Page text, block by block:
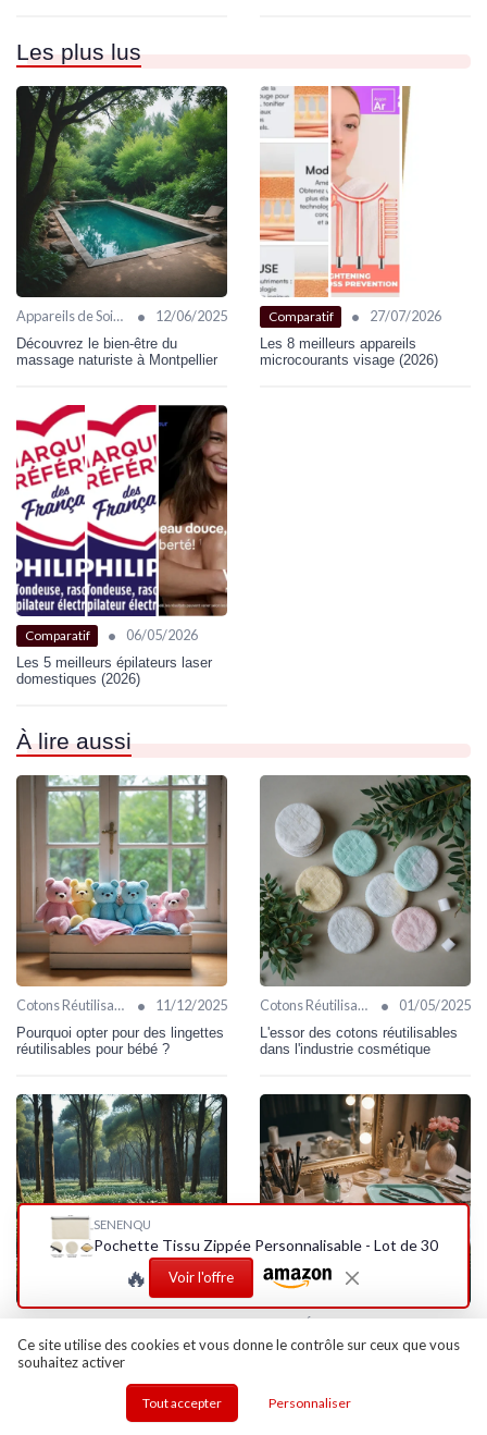
Les plus lus
Appareils de Soin Visage • 12/06/2025
Découvrez le bien-être du
massage naturiste à Montpellier
Comparatif • 27/07/2026
Les 8 meilleurs appareils
microcourants visage (2026)
Comparatif • 06/05/2026
Les 5 meilleurs épilateurs laser
domestiques (2026)
À lire aussi
Cotons Réutilisables • 11/12/2025
Pourquoi opter pour des lingettes
réutilisables pour bébé ?
Cotons Réutilisables • 01/05/2025
L'essor des cotons réutilisables
dans l'industrie cosmétique
Cotons Réutilisables • 30/04/2025
L'impact des cotons à
démaquiller sur l'environnement
Pince à Épiler • 27/01/2026
Les secrets des ciseaux à
SENENQU
Pochette Tissu Zippée Personnalisable - Lot de 30
🔥 Voir l'offre
Ce site utilise des cookies et vous donne le contrôle sur ceux que vous
souhaitez activer
Tout accepter Personnaliser